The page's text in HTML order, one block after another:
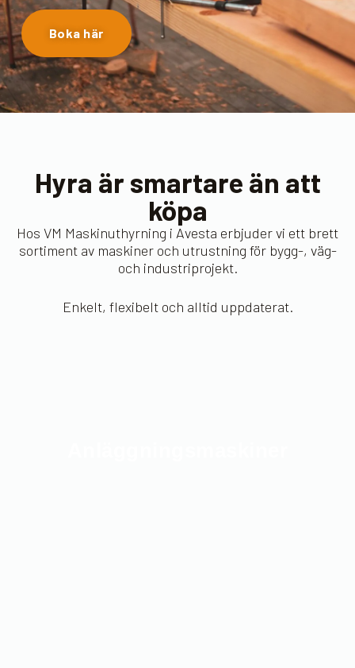
Boka här
Hyra är smartare än att
köpa
Hos VM Maskinuthyrning i Avesta erbjuder vi ett brett
sortiment av maskiner och utrustning för bygg-, väg-
och industriprojekt.
Enkelt, flexibelt och alltid uppdaterat.